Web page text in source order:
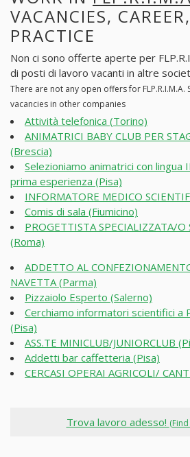
VACANCIES,
PRACTICE
Non ci sono offerte aperte per
di posti di lavoro vacanti in altre
There are not any open offers for FLP.R.I.M.A.
vacancies in other companies
Attività telefonica (Torino)
ANIMATRICI BABY CLUB PER
(Brescia)
Selezioniamo animatrici con lingua
prima esperienza (Pisa)
INFORMATORE MEDICO
Comis di sala (Fiumicino)
PROGETTISTA SPECIALIZZATA/O
(Roma)
ADDETTO AL
NAVETTA (Parma)
Pizzaiolo Esperto (Salerno)
Cerchiamo informatori scientifici a
(Pisa)
ASS.TE MINICLUB/JUNIORCLUB
Addetti bar caffetteria (Pisa)
CERCASI OPERAI AGRICOLI/
Trova lavoro adesso!